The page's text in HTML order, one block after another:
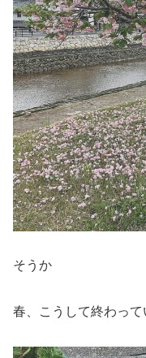
そうか
春、こうして終わって